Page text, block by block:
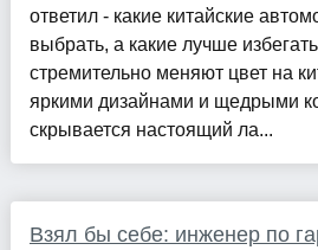
ответил - какие китайские
выбрать, а какие лучше
стремительно меняют цвет на
яркими дизайнами и щедрыми
скрывается настоящий ла...
Взял бы себе: инженер по